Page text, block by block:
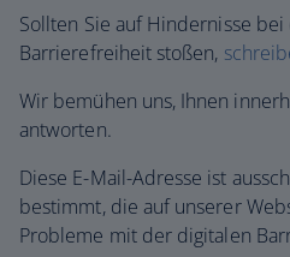
Sollten Sie auf Hindernisse
Barrierefreiheit stoßen,
Wir bemühen uns, Ihnen
antworten.
Diese E-Mail-Adresse ist
bestimmt, die auf unserer
Probleme mit der digitalen